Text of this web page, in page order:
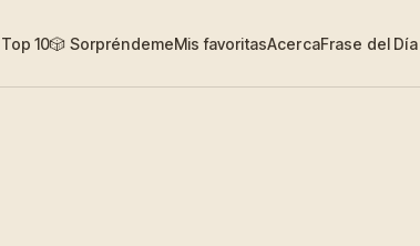
Top 10🎲 SorpréndemeMis favoritasAcercaFrase del Día